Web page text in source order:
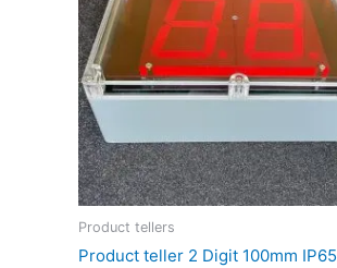
Product tellers
Product teller 2 Digit 100mm IP65